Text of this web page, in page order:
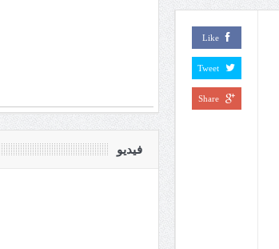
Like
Tweet
Share
فيديو